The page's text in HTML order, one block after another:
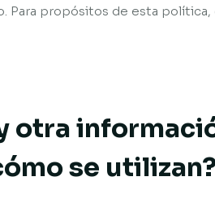
propósitos de esta política,
otra
se